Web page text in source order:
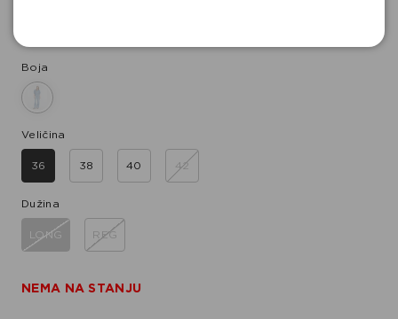
Boja
Veličina
36 38 40 42
Dužina
LONG REG
NEMA NA STANJU